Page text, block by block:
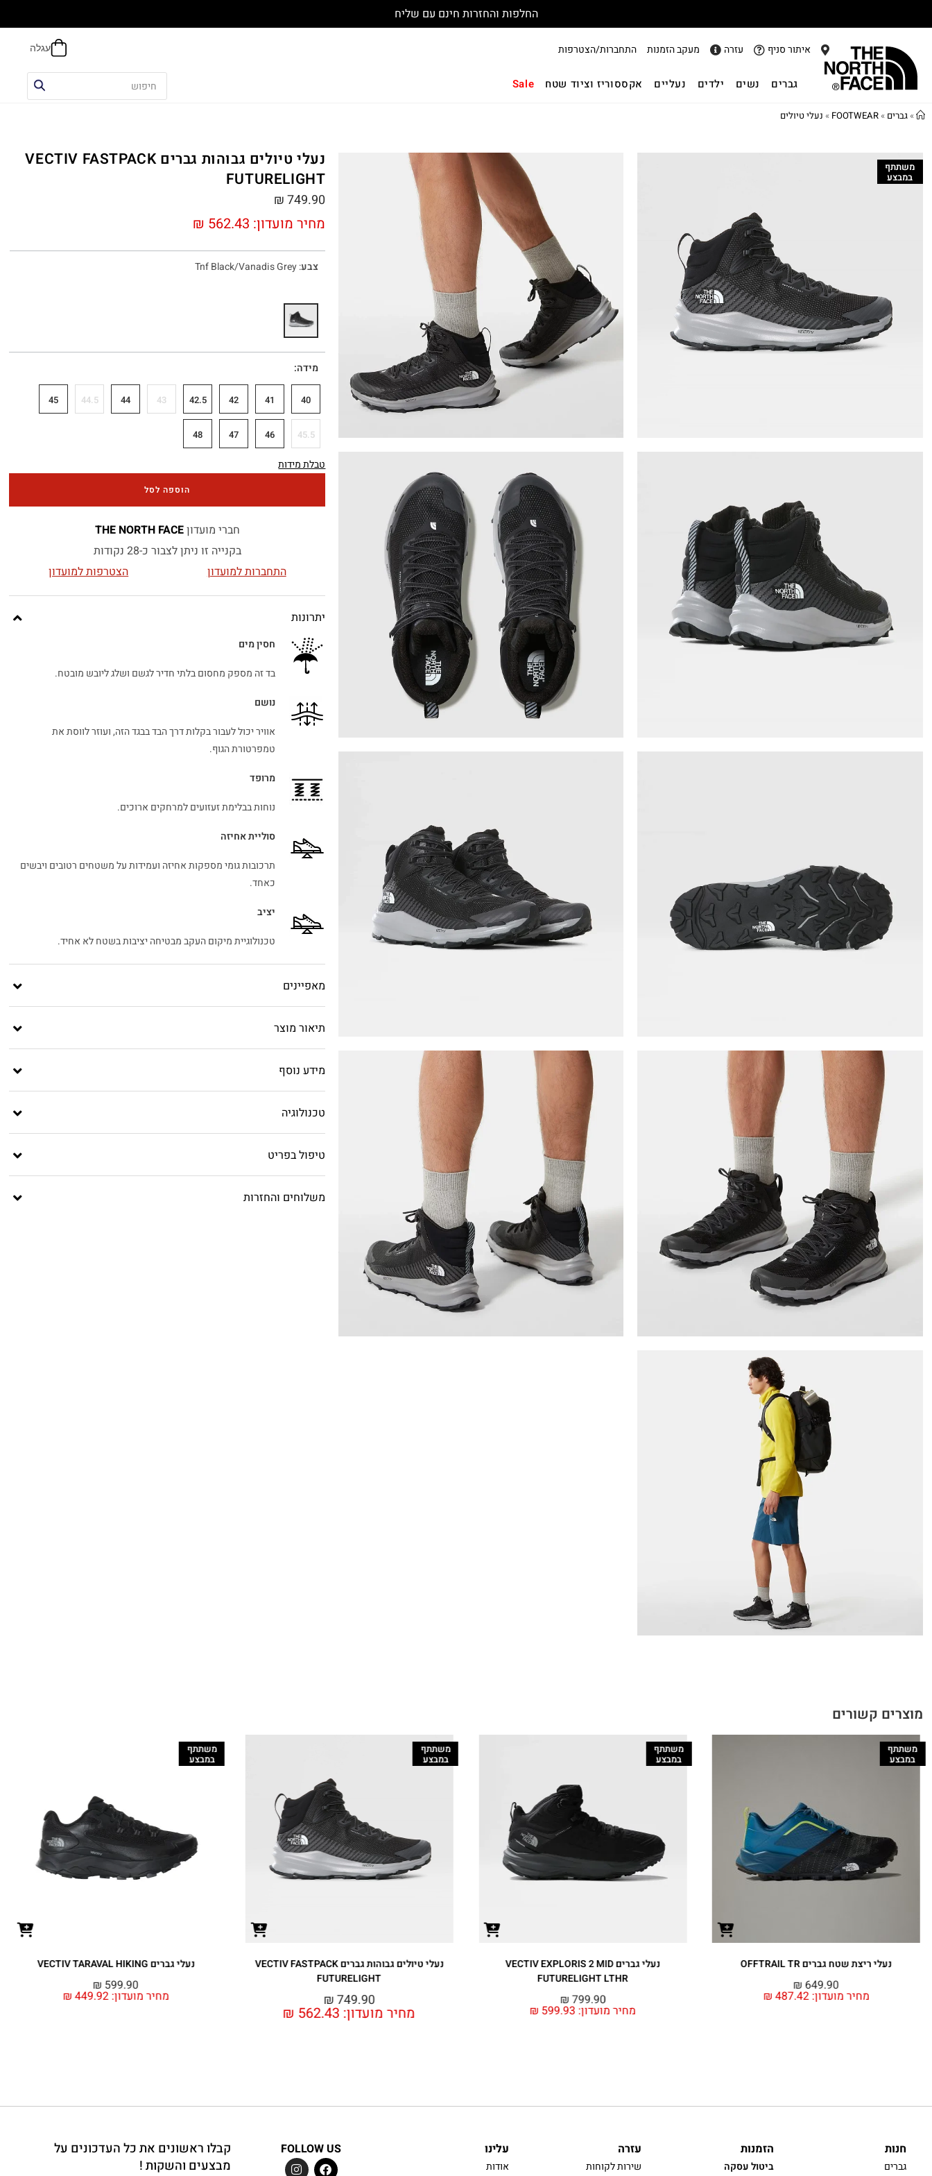
החלפות והחזרות חינם עם שליח
איתור סניף עזרה מעקב הזמנות התחברות/הצטרפות
גברים נשים ילדים נעליים אקססוריז וציוד שטח Sale
»גברים »
FOOTWEAR
» נעלי טיולים
משתתף
במבצע
נעלי טיולים גבוהות גברים VECTIV FASTPACK
FUTURELIGHT
₪749.90
מחיר מועדון: ₪ 562.43
צבע:
Tnf Black/Vanadis Grey
מידה
40
41
42
42.5
43
44
44.5
45
45.5
46
47
48
טבלת מידות
הוספה לסל
חברי מועדוןTHE NORTH FACE
בקנייה זו ניתן לצבור כ-28 נקודות
התחברות למועדון
הצטרפות למועדון
יתרונות
חסין מים
בד זה מספק מחסום בלתי חדיר לגשם ושלג ליובש מובטח.
נושם
אוויר יכול לעבור בקלות דרך הבד בבגד הזה, ועוזר לווסת את
טמפרטורת הגוף.
מרופד
נוחות בבלימת זעזועים למרחקים ארוכים.
סוליית אחיזה
תרכובות גומי מספקות אחיזה ועמידות על משטחים רטובים ויבשים
כאחד.
יציב
טכנולוגיית מיקום העקב מבטיחה יציבות בשטח לא אחיד.
מאפיינים
תיאור מוצר
מידע נוסף
טכנולוגיה
טיפול בפריט
משלוחים והחזרות
מוצרים קשורים
משתתף
במבצע
נעלי גברים VECTIV EXPLORIS 2 MID
FUTURELIGHT LTHR
₪799.90
משתתף
במבצע
נעלי טיולים גבוהות גברים VECTIV FASTPACK
FUTURELIGHT
₪749.90
מחיר מועדון:562.43
משתתף
במבצע
נעלי גברים VECTIV TARAVAL HIKING
מחיר מועדון:449.92
₪599.90
משתתף
במבצע
נעלי ריצת שטח גברים TNF X IKB VECTIV Enduris III
מחיר מועדון: ₪487.42
₪ 649.90
חנות
גברים
הזמנות
ביטול עסקה
עזרה
שירות לקוחות
עלינו
אודות
FOLLOW US
קבלו ראשונים את כל העדכונים על
מבצעים והשקות !